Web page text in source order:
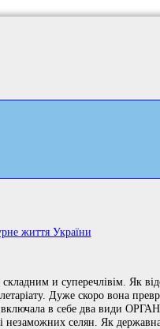
життя України
и суперечлівім. Як
Дуже скоро вона
включала в себе два види
незаможних селян. Як